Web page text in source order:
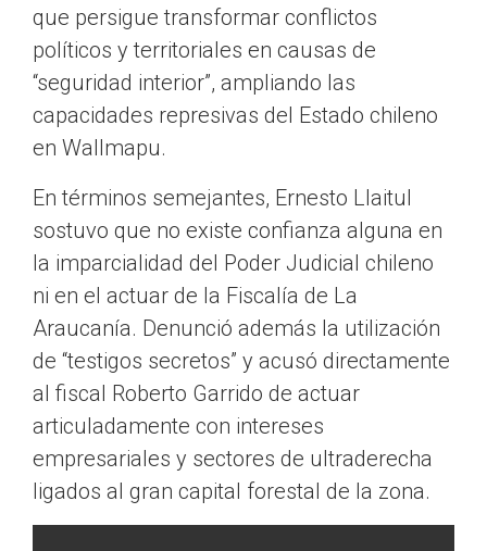
que persigue transformar conflictos
políticos y territoriales en causas de
“seguridad interior”, ampliando las
capacidades represivas del Estado chileno
en Wallmapu.
En términos semejantes, Ernesto Llaitul
sostuvo que no existe confianza alguna en
la imparcialidad del Poder Judicial chileno
ni en el actuar de la Fiscalía de La
Araucanía. Denunció además la utilización
de “testigos secretos” y acusó directamente
al fiscal Roberto Garrido de actuar
articuladamente con intereses
empresariales y sectores de ultraderecha
ligados al gran capital forestal de la zona.